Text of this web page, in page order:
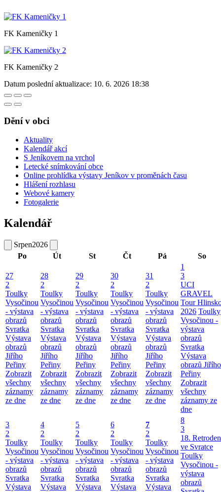
FK Kameničky 1
FK Kameničky 2
Datum poslední aktualizace: 10. 6. 2026 18:38
Dění v obci
Aktuality
Kalendář akcí
S Jeníkovem na vrchol
Letecké snímkování obce
Online prohlídka výstavy Jeníkov v proměnách času
Hlášení rozhlasu
Webové kamery
Fotogalerie
Kalendář
Srpen2026
Po
Út St Čt Pá So
27
2
Toulky
Vysočinou
- výstava
obrazů
Svratka
Výstava
obrazů
Jiřího
Peřiny
Zobrazit
všechny
záznamy
ze dne
28
2
Toulky
Vysočinou
- výstava
obrazů
Svratka
Výstava
obrazů
Jiřího
Peřiny
Zobrazit
všechny
záznamy
ze dne
29
2
Toulky
Vysočinou
- výstava
obrazů
Svratka
Výstava
obrazů
Jiřího
Peřiny
Zobrazit
všechny
záznamy
ze dne
30
2
Toulky
Vysočinou
- výstava
obrazů
Svratka
Výstava
obrazů
Jiřího
Peřiny
Zobrazit
všechny
záznamy
ze dne
31
2
Toulky
Vysočinou
- výstava
obrazů
Svratka
Výstava
obrazů
Jiřího
Peřiny
Zobrazit
všechny
záznamy
ze dne
1
3
UCI
GRAVEL
Tour
2026 Toulky
Vysočinou -
výstava
obrazů
Svratka
Výstava
obrazů Jiřího
Peřiny
Zobrazit
všechny
záznamy ze
dne
3
2
Toulky
Vysočinou
- výstava
obrazů
Svratka
Výstava
4
2
Toulky
Vysočinou
- výstava
obrazů
Svratka
Výstava
5
2
Toulky
Vysočinou
- výstava
obrazů
Svratka
Výstava
6
2
Toulky
Vysočinou
- výstava
obrazů
Svratka
Výstava
7
2
Toulky
Vysočinou
- výstava
obrazů
Svratka
Výstava
8
3
18. Retroden
ve Svratce
Toulky
Vysočinou -
výstava
obrazů